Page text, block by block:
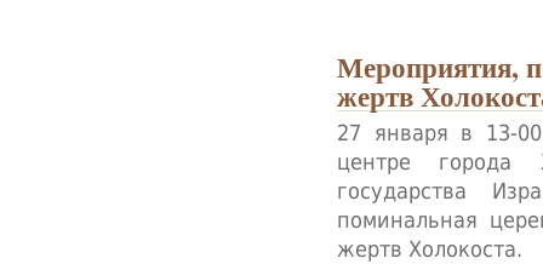
Мероприятия,
жертв
27 января в 13-
центре города
государства
поминальная
жертв Холокоста.